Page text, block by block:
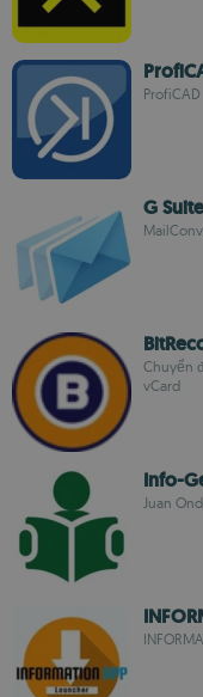
ProfiCAD
G
Chuyển
vCard
Info-
Juan